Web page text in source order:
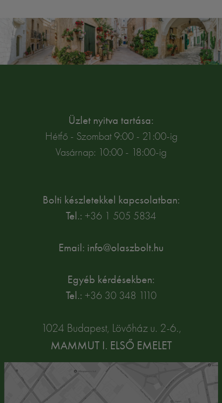
Üzlet nyitva tartása:
Hétfő - Szombat 9:00 - 21:00-ig
Vasárnap: 10:00 - 18:00-ig
Bolti készletekkel kapcsolatban:
Tel.: +36 1 505 5834
Email: info@olaszbolt.hu
Egyéb kérdésekben:
Tel.: +36 30 348 1110
1024 Budapest, Lövőház u. 2-6.,
MAMMUT I. ELSŐ EMELET